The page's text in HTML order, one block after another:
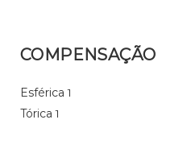
COMPENSAÇÃO
Esférica 1
Tórica 1